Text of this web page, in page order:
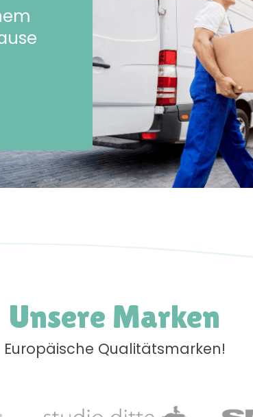
Unsere Marken
Europäische Qualitätsmarken!